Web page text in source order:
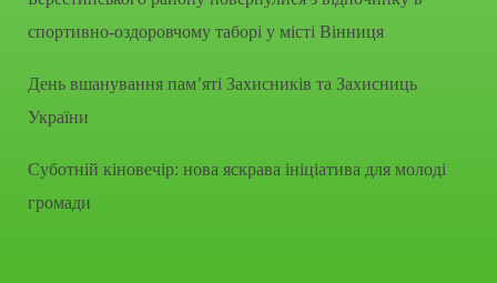
спортивно-оздоровчому таборі у місті Вінниця
День вшанування пам’яті Захисників та Захисниць
України
Суботній кіновечір: нова яскрава ініціатива для молоді
громади